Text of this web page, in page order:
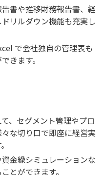
書や推移財務報告書、経
リルダウン機能も充実し
で会社独自の管理表も
きます。
、セグメント管理やプロ
な切り口で即座に経営実
金繰シミュレーションな
とができます。